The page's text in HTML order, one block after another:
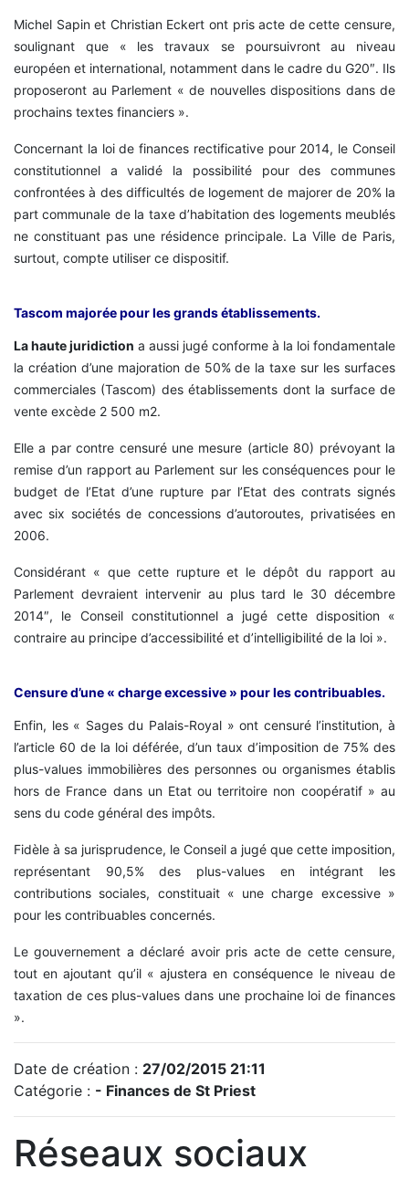
Michel Sapin et Christian Eckert ont pris acte de cette censure,
soulignant que « les travaux se poursuivront au niveau
européen et international, notamment dans le cadre du G20″. Ils
proposeront au Parlement « de nouvelles dispositions dans de
prochains textes financiers ».
Concernant la loi de finances rectificative pour 2014, le Conseil
constitutionnel a validé la possibilité pour des communes
confrontées à des difficultés de logement de majorer de 20% la
part communale de la taxe d’habitation des logements meublés
ne constituant pas une résidence principale. La Ville de Paris,
surtout, compte utiliser ce dispositif.
Tascom majorée pour les grands établissements.
La haute juridiction a aussi jugé conforme à la loi fondamentale
la création d’une majoration de 50% de la taxe sur les surfaces
commerciales (Tascom) des établissements dont la surface de
vente excède 2 500 m2.
Elle a par contre censuré une mesure (article 80) prévoyant la
remise d’un rapport au Parlement sur les conséquences pour le
budget de l’Etat d’une rupture par l’Etat des contrats signés
avec six sociétés de concessions d’autoroutes, privatisées en
2006.
Considérant « que cette rupture et le dépôt du rapport au
Parlement devraient intervenir au plus tard le 30 décembre
2014″, le Conseil constitutionnel a jugé cette disposition «
contraire au principe d’accessibilité et d’intelligibilité de la loi ».
Censure d’une « charge excessive » pour les contribuables.
Enfin, les « Sages du Palais-Royal » ont censuré l’institution, à
l’article 60 de la loi déférée, d’un taux d’imposition de 75% des
plus-values immobilières des personnes ou organismes établis
hors de France dans un Etat ou territoire non coopératif » au
sens du code général des impôts.
Fidèle à sa jurisprudence, le Conseil a jugé que cette imposition,
représentant 90,5% des plus-values en intégrant les
contributions sociales, constituait « une charge excessive »
pour les contribuables concernés.
Le gouvernement a déclaré avoir pris acte de cette censure,
tout en ajoutant qu’il « ajustera en conséquence le niveau de
taxation de ces plus-values dans une prochaine loi de finances
».
Date de création : 27/02/2015 21:11
Catégorie : - Finances de St Priest
Réseaux sociaux